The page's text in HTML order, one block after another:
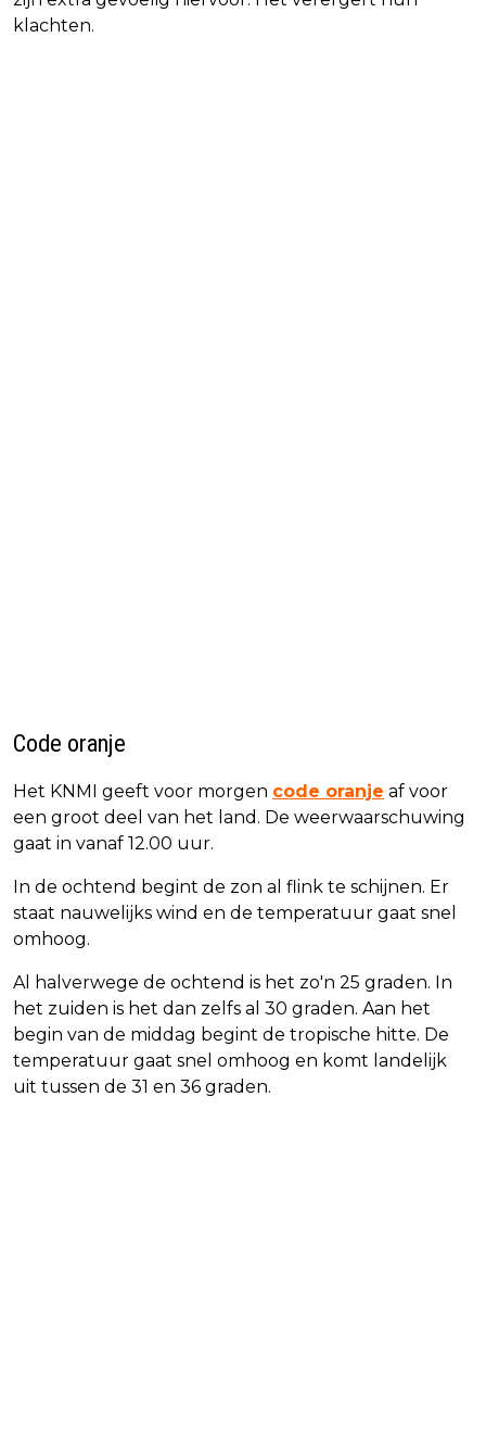
klachten.
Code oranje
Het KNMI geeft voor morgen code oranje af voor
een groot deel van het land. De weerwaarschuwing
gaat in vanaf 12.00 uur.
In de ochtend begint de zon al flink te schijnen. Er
staat nauwelijks wind en de temperatuur gaat snel
omhoog.
Al halverwege de ochtend is het zo'n 25 graden. In
het zuiden is het dan zelfs al 30 graden. Aan het
begin van de middag begint de tropische hitte. De
temperatuur gaat snel omhoog en komt landelijk
uit tussen de 31 en 36 graden.